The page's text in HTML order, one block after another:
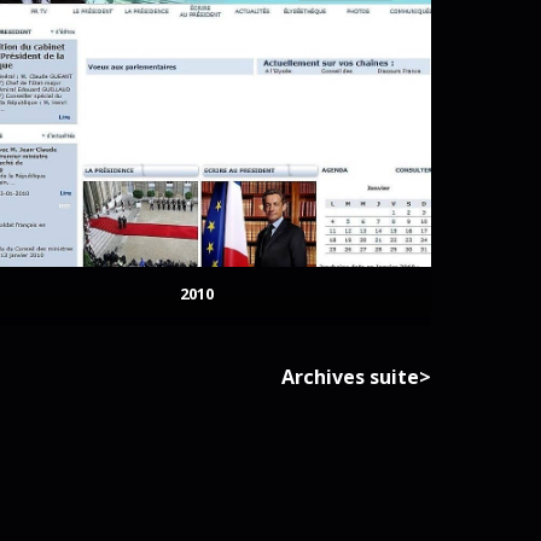
2010
Archives suite>